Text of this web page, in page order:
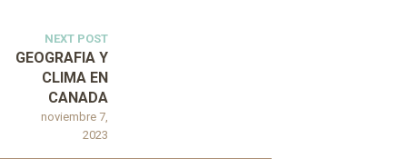
NEXT POST
noviembre 7,
2023
GEOGRAFIA Y
CLIMA EN
CANADA